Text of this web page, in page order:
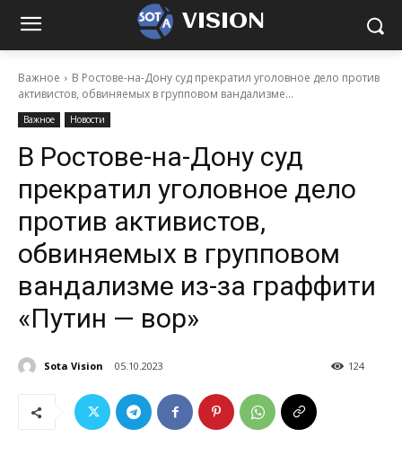
VISION
Важное
В Ростове-на-Дону суд прекратил уголовное дело против
активистов, обвиняемых в групповом вандализме...
Важное Новости
В Ростове-на-Дону суд
прекратил уголовное дело
против активистов,
обвиняемых в групповом
вандализме из-за граффити
«Путин — вор»
Sota Vision 05.10.2023 124